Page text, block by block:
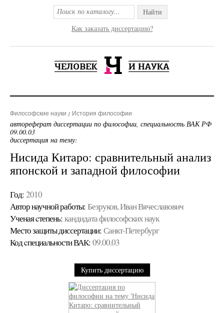
Найти
Как заказать диссертацию?
Философские науки История философии
автореферат диссертации по философии, специальность ВАК РФ
09.00.03
диссертация на тему:
Нисида Китаро: сравнительный анализ
японской и западной философии
Год: 2010
Автор научной работы: Безруков, Иван Вячеславович
Ученая cтепень: кандидата философских наук
Место защиты диссертации: Санкт-Петербург
Код cпециальности ВАК: 09.00.03
Купить диссертацию